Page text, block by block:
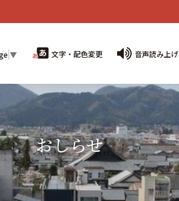
▼ 文字・配色変更 音声読み上げ
おしらせ